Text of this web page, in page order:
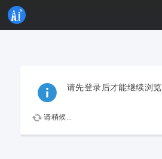
请先登录后才能继续浏览
请稍候...